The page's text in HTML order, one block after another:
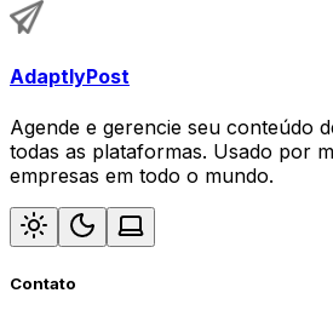
AdaptlyPost
Agende e gerencie seu conteúdo
todas as plataformas. Usado por
empresas em todo o mundo.
Contato